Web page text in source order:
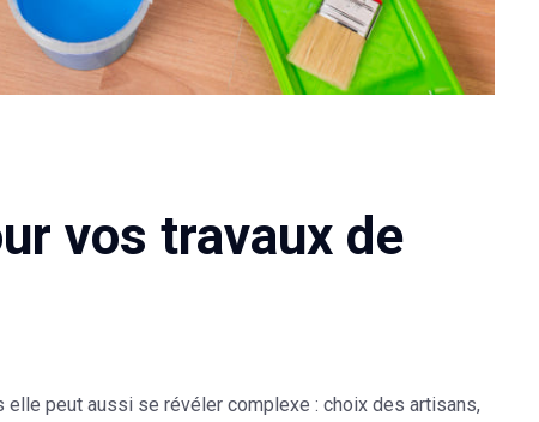
vos travaux de
elle peut aussi se révéler complexe : choix des artisans,